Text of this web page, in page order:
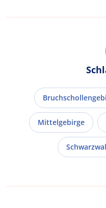
Mittelgebirge